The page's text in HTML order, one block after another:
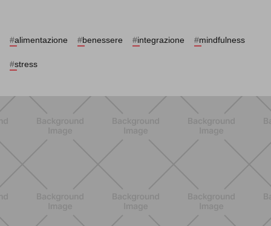
#alimentazione #benessere #integrazione #mindfulness
#stress